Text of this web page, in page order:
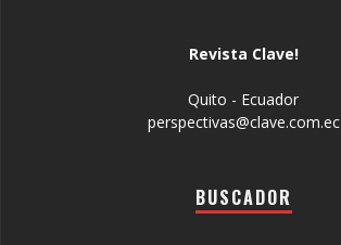
Revista Clave!
Quito - Ecuador
perspectivas@clave.com.ec
BUSCADOR